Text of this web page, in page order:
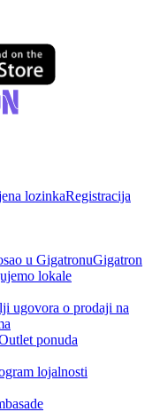
lozinkaRegistracija
u GigatronuGigatron
lokale
ugovora o prodaji na
ponuda
lojalnosti